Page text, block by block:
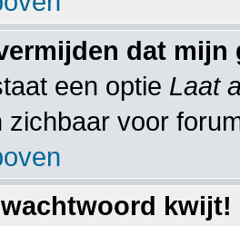
dat
een optie Laat
zichbaar voor
kwijt!